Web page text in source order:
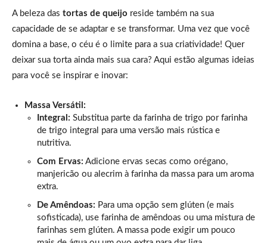
A beleza das tortas de queijo reside também na sua
capacidade de se adaptar e se transformar. Uma vez que você
domina a base, o céu é o limite para a sua criatividade! Quer
deixar sua torta ainda mais sua cara? Aqui estão algumas ideias
para você se inspirar e inovar:
Massa Versátil:
Integral: Substitua parte da farinha de trigo por farinha
de trigo integral para uma versão mais rústica e
nutritiva.
Com Ervas: Adicione ervas secas como orégano,
manjericão ou alecrim à farinha da massa para um aroma
extra.
De Amêndoas: Para uma opção sem glúten (e mais
sofisticada), use farinha de amêndoas ou uma mistura de
farinhas sem glúten. A massa pode exigir um pouco